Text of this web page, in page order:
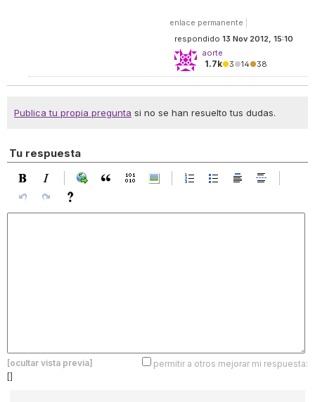
enlace permanente
respondido 13 Nov 2012, 15:10
aorte
1.7k●3●14●38
Publica tu propia pregunta si no se han resuelto tus dudas.
Tu respuesta
[ocultar vista previa]
permitir a otros mejorar mi respuesta:
[]